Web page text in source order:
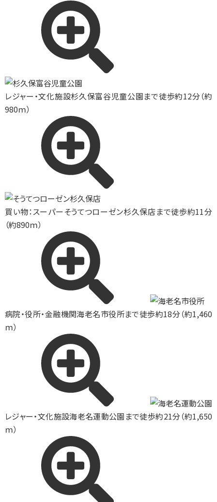
レジャー・文化施設杉久保富谷児童公園まで徒歩約12分（約
980ｍ）
買い物：スーパー そうてつローゼン杉久保店まで徒歩約11分
（約890ｍ）
病院・役所・金融機関海老名市役所まで徒歩約18分（約1,460
ｍ）
レジャー・文化施設海老名運動公園まで徒歩約21分（約1,650
ｍ）